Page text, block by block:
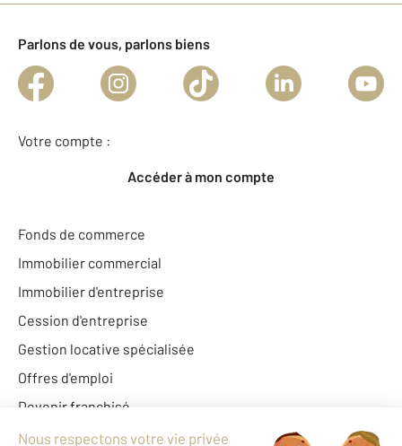
Parlons de vous, parlons biens
Votre compte :
Accéder à mon compte
Fonds de commerce
Immobilier commercial
Immobilier d'entreprise
Cession d'entreprise
Gestion locative spécialisée
Offres d'emploi
Devenir franchisé
Century 21 France